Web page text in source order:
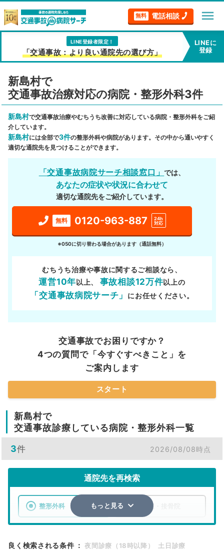
無料 電話相談 menu
LINE登録者限定！
「交通事故：より良い通院先の選び方」
LINEに
登録
新島村で
交通事故治療対応の病院・整形外科3件
新島村で交通事故治療やむちうち改善に対応している病院・整形外科をご紹
介しています。
新島村には全部で3件の整形外科や病院があります。その中から通いやすく
適切な通院先を見つけることができます。
「交通事故病院サーチ相談窓口」では、
あなたの症状や状況に合わせて
適切な通院先をご紹介しています。
無料 0120-963-887
24h
対応
※050に切り替わる場合があります（通話無料）
むちうち治療や事故に関するご相談なら、
運営10年以上、 事故相談12万件以上の
「交通事故病院サーチ」 にお任せください。
交通事故でお困りですか？
4つの質問で「今すぐすべきこと」を
ご案内します
スタート
新島村で
交通事故診療している病院・整形外科一覧
3件 2026/08/08時点
通院先を再検索
整形外科 整骨院・接骨院
もっと見る
良く検索される条件 ： 夜間診療（18時以降） 土日診療